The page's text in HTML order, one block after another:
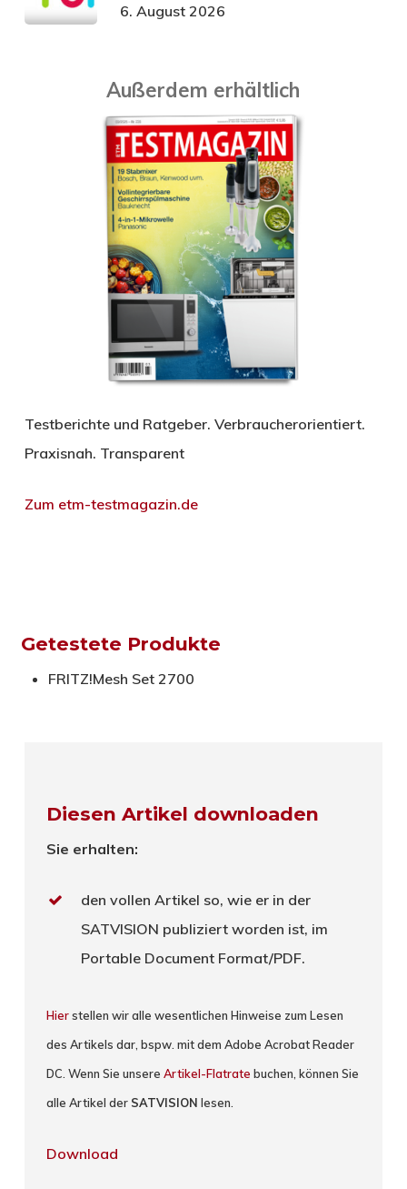
6. August 2026
Außerdem erhältlich
Testberichte und Ratgeber. Verbraucherorientiert.
Praxisnah. Transparent
Zum etm-testmagazin.de
Getestete Produkte
FRITZ!Mesh Set 2700
Diesen Artikel downloaden
Sie erhalten:
den vollen Artikel so, wie er in der
SATVISION publiziert worden ist, im
Portable Document Format/PDF.
Hierstellen wir alle wesentlichen Hinweise zum Lesen
des Artikels dar, bspw. mit dem Adobe Acrobat Reader
DC. Wenn Sie unsereArtikel-Flatrate buchen, können Sie
alle Artikel der SATVISION lesen.
Download